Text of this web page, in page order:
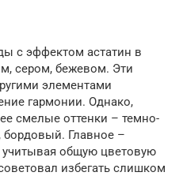
с эффектом астатин в
сером, бежевом. Эти
элементами
гармонии. Однако,
смелые оттенки – темно-
Главное –
учитывая общую цветовую
избегать слишком